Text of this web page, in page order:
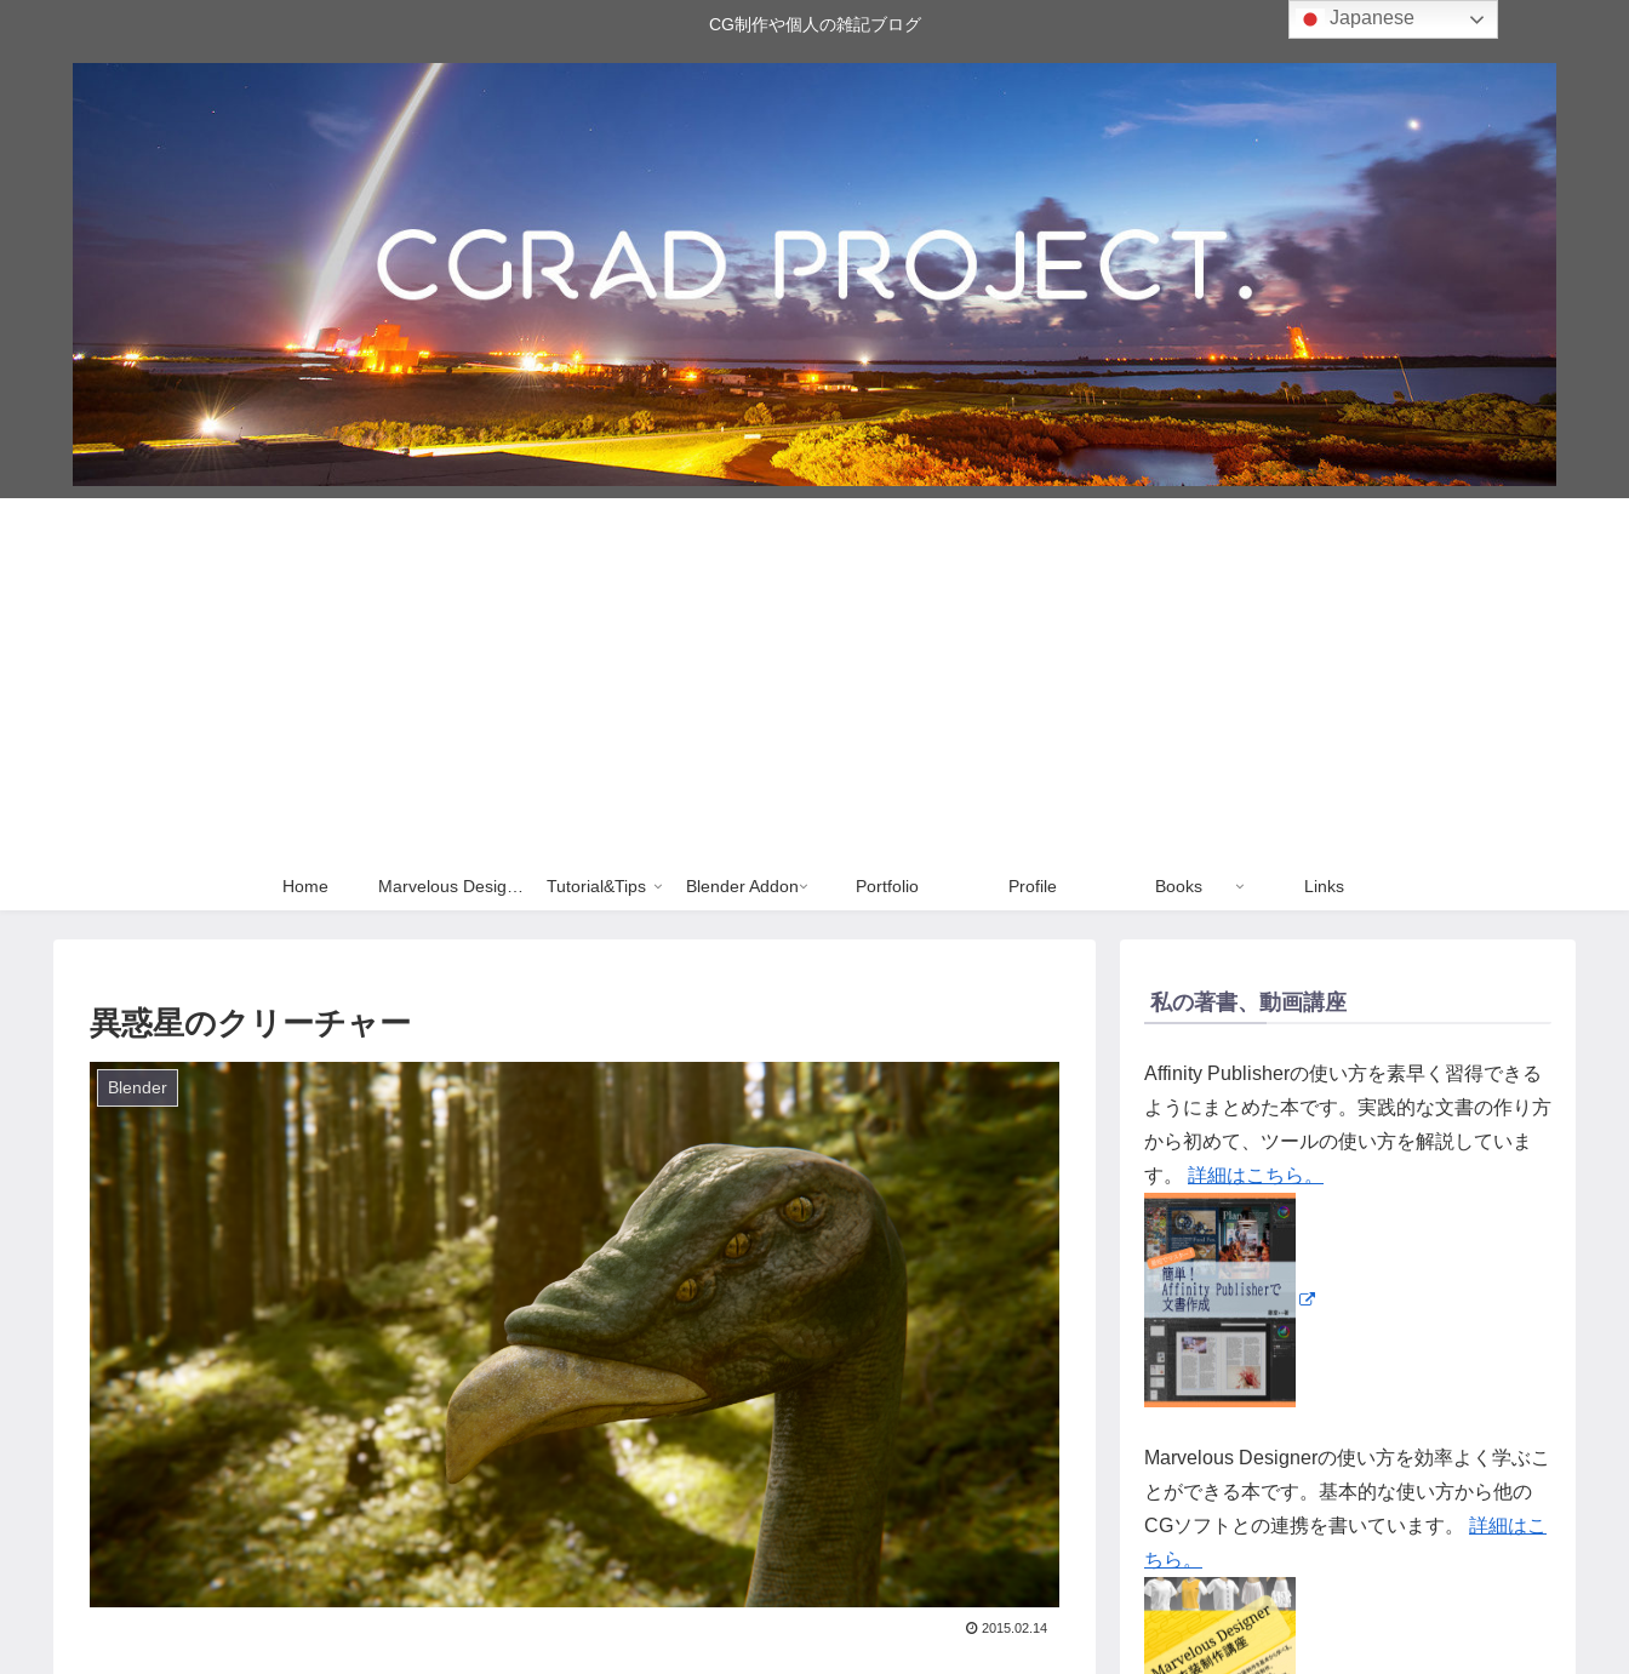
CG制作や個人の雑記ブログ
Home Tutorial&Tips Blender Addon Portfolio Profile Books Links
異惑星のクリーチャー
Blender
2015.02.14
私の著書、動画講座
Affinity Publisherの使い方を素早く習得できる
ようにまとめた本です。実践的な文書の作り方
から初めて、ツールの使い方を解説していま
す。 詳細はこちら。
Marvelous Designerの使い方を効率よく学ぶこ
とができる本です。基本的な使い方から他の
CGソフトとの連携を書いています。 詳細はこ
ちら。
Japanese